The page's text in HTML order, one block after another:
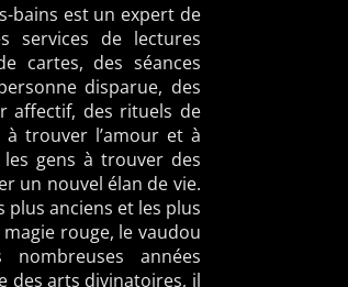
bains est un expert de
services de lectures
cartes, des séances
disparue, des
affectif, des rituels de
trouver l’amour et à
gens à trouver des
un nouvel élan de vie.
plus anciens et les plus
rouge, le vaudou
années
des arts divinatoires, il